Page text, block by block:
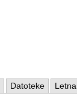
Datoteke